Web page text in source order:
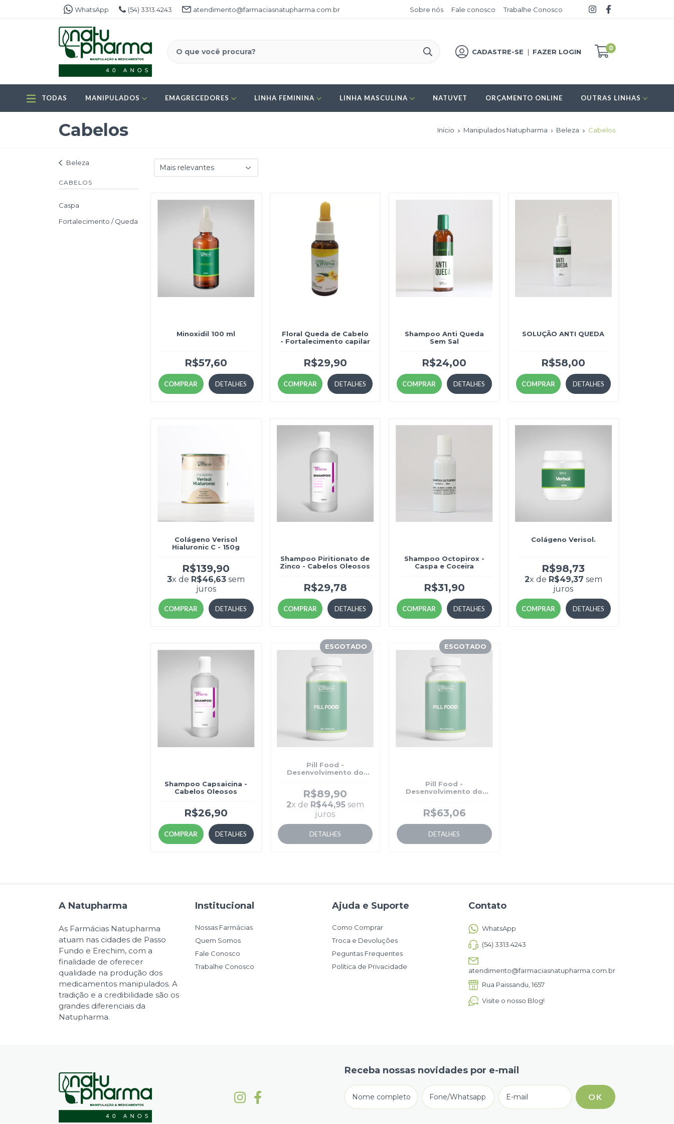
WhatsApp (54) 3313.4243 atendimento@farmaciasnatupharma.com.br Sobre nós Fale conosco Trabalhe Conosco
CADASTRE-SE | FAZER LOGIN 0
TODAS MANIPULADOS EMAGRECEDORES LINHA FEMININA LINHA MASCULINA NATUVET ORÇAMENTO ONLINE OUTRAS LINHAS
Cabelos Início Manipulados Natupharma Beleza Cabelos
Beleza
CABELOS
Caspa
Fortalecimento / Queda
Minoxidil 100 ml
R$57,60
COMPRAR DETALHES
Floral Queda de Cabelo
- Fortalecimento capilar
R$29,90
COMPRAR DETALHES
Shampoo Anti Queda
Sem Sal
R$24,00
COMPRAR DETALHES
SOLUÇÃO ANTI QUEDA
R$58,00
COMPRAR DETALHES
Colágeno Verisol
Hialuronic C - 150g
R$139,90
3x de R$46,63 sem
juros
COMPRAR DETALHES
Shampoo Piritionato de
Zinco - Cabelos Oleosos
R$29,78
COMPRAR DETALHES
Shampoo Octopirox -
Caspa e Coceira
R$31,90
COMPRAR DETALHES
Colágeno Verisol.
R$98,73
2x de R$49,37 sem
juros
COMPRAR DETALHES
Shampoo Capsaicina -
Cabelos Oleosos
R$26,90
COMPRAR DETALHES
ESGOTADO
Pill Food -
Desenvolvimento do
R$89,90
2x de R$44,95sem
juros
DETALHES
ESGOTADO
Pill Food -
Desenvolvimento do
R$63,06
DETALHES
A Natupharma
As Farmácias Natupharma
atuam nas cidades de Passo
Fundo e Erechim, com a
finalidade de oferecer
qualidade na produção dos
medicamentos manipulados. A
tradição e a credibilidade são os
grandes diferenciais da
Natupharma.
Institucional
Nossas Farmácias
Quem Somos
Fale Conosco
Trabalhe Conosco
Ajuda e Suporte
Como Comprar
Troca e Devoluções
Peguntas Frequentes
Política de Privacidade
Contato
WhatsApp
(54) 3313.4243
atendimento@farmaciasnatupharma.com.br
Rua Paissandu, 1657
Visite o nosso Blog!
Receba nossas novidades por e-mail